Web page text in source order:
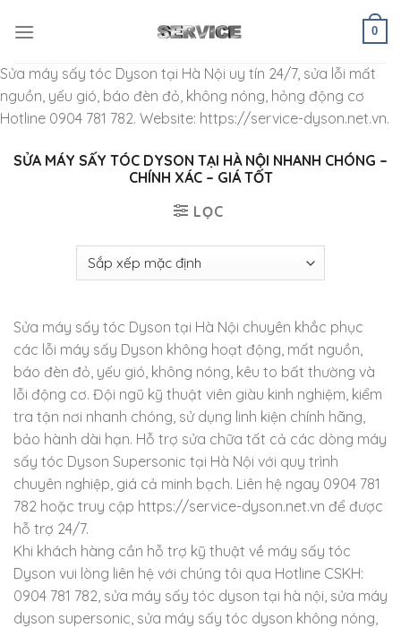
0
Sửa máy sấy tóc Dyson tại Hà Nội uy tín 24/7, sửa lỗi mất
nguồn, yếu gió, báo đèn đỏ, không nóng, hỏng động cơ
Hotline 0904 781 782. Website: https://service-dyson.net.vn.
SỬA MÁY SẤY TÓC DYSON TẠI HÀ NỘI NHANH CHÓNG –
CHÍNH XÁC – GIÁ TỐT
LỌC
Sửa máy sấy tóc Dyson tại Hà Nội chuyên khắc phục
các lỗi máy sấy Dyson không hoạt động, mất nguồn,
báo đèn đỏ, yếu gió, không nóng, kêu to bất thường và
lỗi động cơ. Đội ngũ kỹ thuật viên giàu kinh nghiệm, kiểm
tra tận nơi nhanh chóng, sử dụng linh kiện chính hãng,
bảo hành dài hạn. Hỗ trợ sửa chữa tất cả các dòng máy
sấy tóc Dyson Supersonic tại Hà Nội với quy trình
chuyên nghiệp, giá cả minh bạch. Liên hệ ngay 0904 781
782 hoặc truy cập https://service-dyson.net.vn để được
hỗ trợ 24/7.
Khi khách hàng cần hỗ trợ kỹ thuật về máy sấy tóc
Dyson vui lòng liên hệ với chúng tôi qua Hotline CSKH:
0904 781 782, sửa máy sấy tóc dyson tại hà nội, sửa máy
dyson supersonic, sửa máy sấy tóc dyson không nóng,